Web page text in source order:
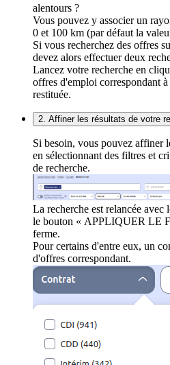
alentours ?
Vous pouvez y associer un
0 et 100 km (par défaut la
Si vous recherchez des offres
devez alors effectuer deux
Lancez votre recherche en
offres d'emploi correspondant
restituée.
2. Affiner les résultats de votre
Si besoin, vous pouvez affiner
en sélectionnant des filtres et
de recherche.
La recherche est relancée
le bouton « APPLIQUER LE
ferme.
Pour certains d'entre eux, un
d'offres correspondant.